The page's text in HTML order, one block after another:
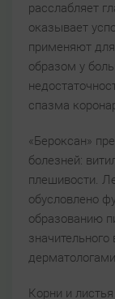
расслабляет
оказывает
применяют
образом у
спазма
«Бероксан»
болезней:
плешивости.
обусловлено
образованию
Корни и